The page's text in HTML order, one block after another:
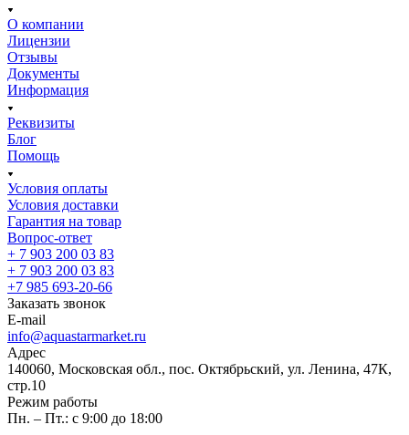
О компании
Лицензии
Отзывы
Документы
Информация
Реквизиты
Блог
Помощь
Условия оплаты
Условия доставки
Гарантия на товар
Вопрос-ответ
+ 7 903 200 03 83
+ 7 903 200 03 83
+7 985 693-20-66
Заказать звонок
E-mail
info@aquastarmarket.ru
Адрес
140060, Московская обл., пос. Октябрьский, ул. Ленина, 47К,
стр.10
Режим работы
Пн. – Пт.: с 9:00 до 18:00